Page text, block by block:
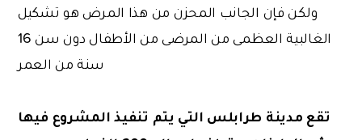
ولكن فإن الجانب المحزن من هذا المرض هو تشكيل
الغالبية العظمى من المرضى من الأطفال دون سن 16
سنة من العمر
تقع مدينة طرابلس التي يتم تنفيذ المشروع فيها